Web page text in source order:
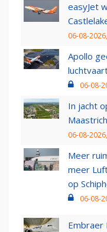
easyJet
06-08-
Apollo
06-08-
In jacht
06-08-
Meer
meer
op
06-08-
Embraer